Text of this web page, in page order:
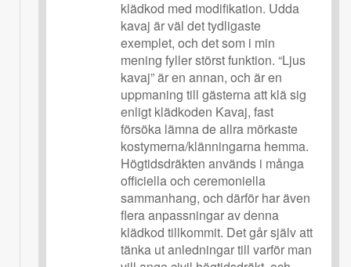
klädkod med modifikation. Udda
kavaj är väl det tydligaste
exemplet, och det som i min
mening fyller störst funktion. “Ljus
kavaj” är en annan, och är en
uppmaning till gästerna att klä sig
enligt klädkoden Kavaj, fast
försöka lämna de allra mörkaste
kostymerna/klänningarna hemma.
Högtidsdräkten används i många
officiella och ceremoniella
sammanhang, och därför har även
flera anpassningar av denna
klädkod tillkommit. Det går själv att
tänka ut anledningar till varför man